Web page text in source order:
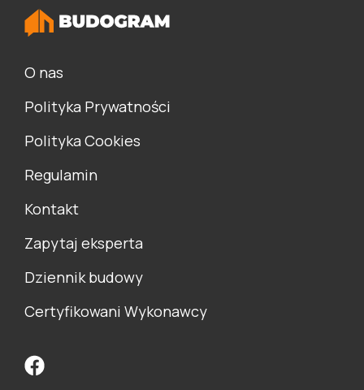
O nas
Polityka Prywatności
Polityka Cookies
Regulamin
Kontakt
Zapytaj eksperta
Dziennik budowy
Certyfikowani Wykonawcy